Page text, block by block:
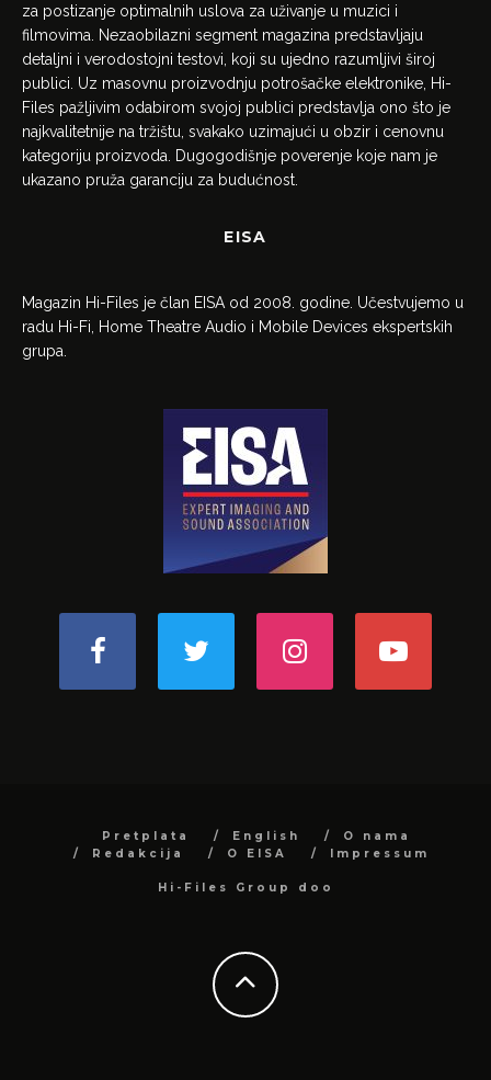
za postizanje optimalnih uslova za uživanje u muzici i
filmovima. Nezaobilazni segment magazina predstavljaju
detaljni i verodostojni testovi, koji su ujedno razumljivi široj
publici. Uz masovnu proizvodnju potrošačke elektronike, Hi-
Files pažljivim odabirom svojoj publici predstavlja ono što je
najkvalitetnije na tržištu, svakako uzimajući u obzir i cenovnu
kategoriju proizvoda. Dugogodišnje poverenje koje nam je
ukazano pruža garanciju za budućnost.
EISA
Magazin Hi-Files je član EISA od 2008. godine. Učestvujemo u
radu Hi-Fi, Home Theatre Audio i Mobile Devices ekspertskih
grupa.
Pretplata English
O nama
Redakcija
O EISA Impressum
Hi-Files Group doo